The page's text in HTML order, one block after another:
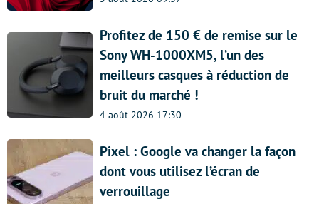
Profitez de 150 € de remise sur le
Sony WH-1000XM5, l’un des
meilleurs casques à réduction de
bruit du marché !
4 août 2026 17:30
Pixel : Google va changer la façon
dont vous utilisez l’écran de
verrouillage